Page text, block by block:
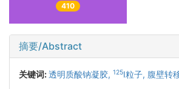
410
摘要/Abstract
关键词:透明质酸钠凝胶, 125I粒子, 腹壁转